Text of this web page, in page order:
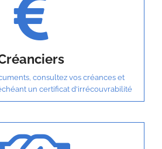
consultez vos créances et
un certificat d'irrécouvrabilité